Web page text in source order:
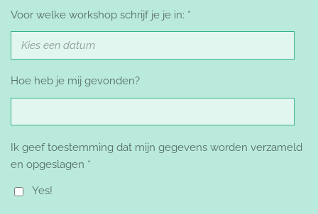
Voor welke workshop schrijf je je in: *
Hoe heb je mij gevonden?
Ik geef toestemming dat mijn gegevens worden verzameld
en opgeslagen *
Yes!